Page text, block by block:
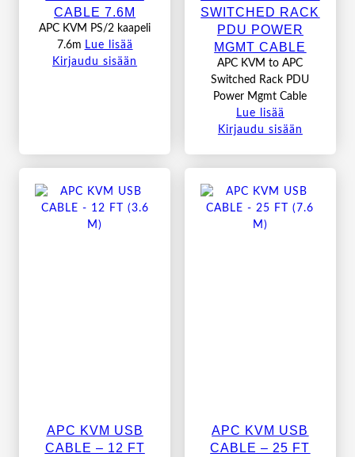
CABLE 7.6M
APC KVM PS/2 kaapeli
7.6m Lue lisää
Kirjaudu sisään
SWITCHED RACK
PDU POWER
MGMT CABLE
APC KVM to APC
Switched Rack PDU
Power Mgmt Cable
Lue lisää
Kirjaudu sisään
APC KVM USB
CABLE – 12 FT
APC KVM USB
CABLE – 25 FT